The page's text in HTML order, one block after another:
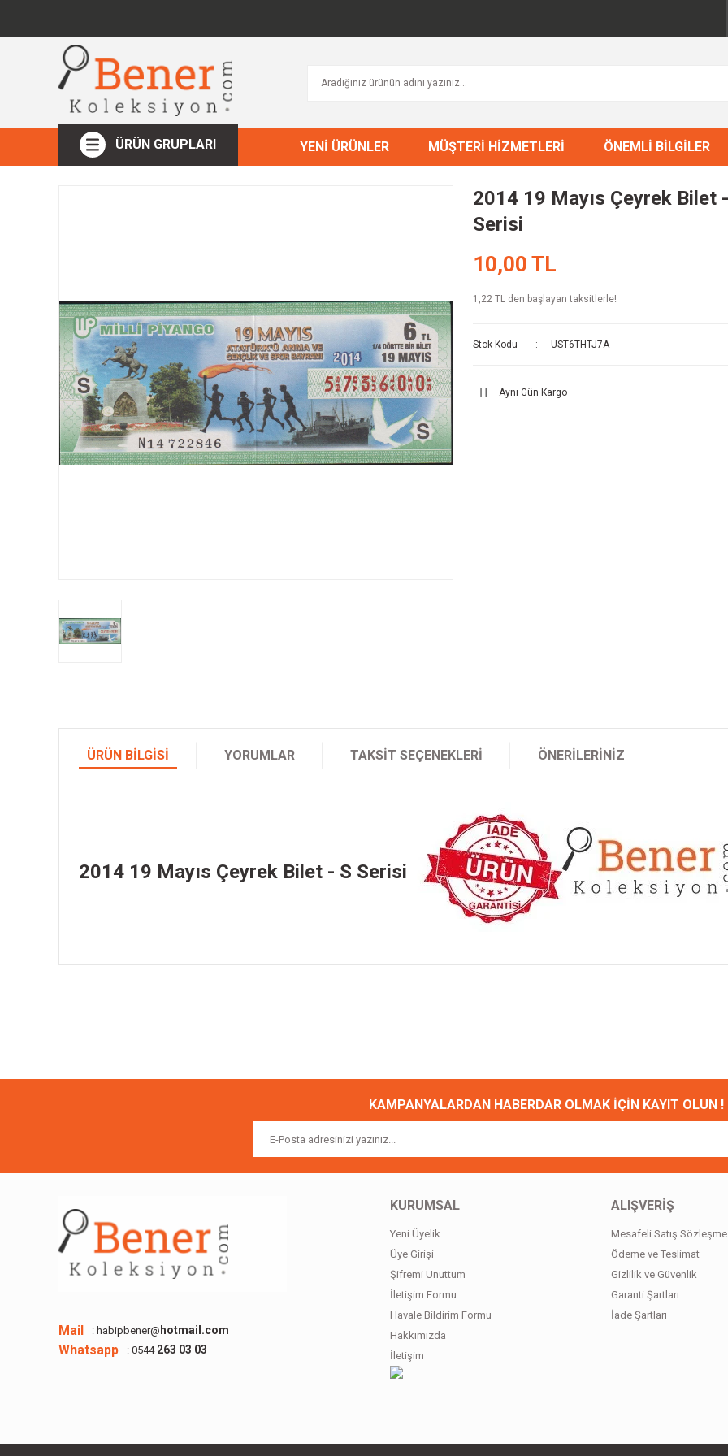
ÜRÜN GRUPLARI YENİ ÜRÜNLER MÜŞTERİ HİZMETLERİ ÖNEMLİ BİLGİLER
2014 19 Mayıs Çeyrek Bilet
Serisi
10,00 TL
1,22 TL den başlayan taksitlerle!
Stok Kodu UST6THTJ7A
Aynı Gün Kargo
ÜRÜN BILGISI YORUMLAR TAKSIT SEÇENEKLERI ÖNERILERINIZ
2014 19 Mayıs Çeyrek Bilet - S Serisi
Bu ürüne benzer farklı alternatifler olmalı.
KAMPANYALARDAN HABERDAR OLMAK İÇİN KAYIT OLUN !
Mail : habipbener@ hotmail.com
Whatsapp : 0544263 03 03
KURUMSAL
Yeni Üyelik
Üye Girişi
Şifremi Unuttum
İletişim Formu
Havale Bildirim Formu
Hakkımızda
İletişim
ALIŞVERİŞ
Mesafeli Satış
Ödeme ve Teslimat
Gizlilik ve Güvenlik
Garanti Şartları
İade Şartları